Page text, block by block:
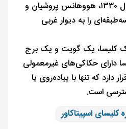
ورودی) ساخته شد و در سال ۱۳۳۰، هووهانس پروشیان و
را به دیوار غربی
کلیسا، یک گویت و یک برج
دارای حکاکی‌های غیرمعمولی
که تنها با پیاده‌روی یا
است.
اسپیتاکاور